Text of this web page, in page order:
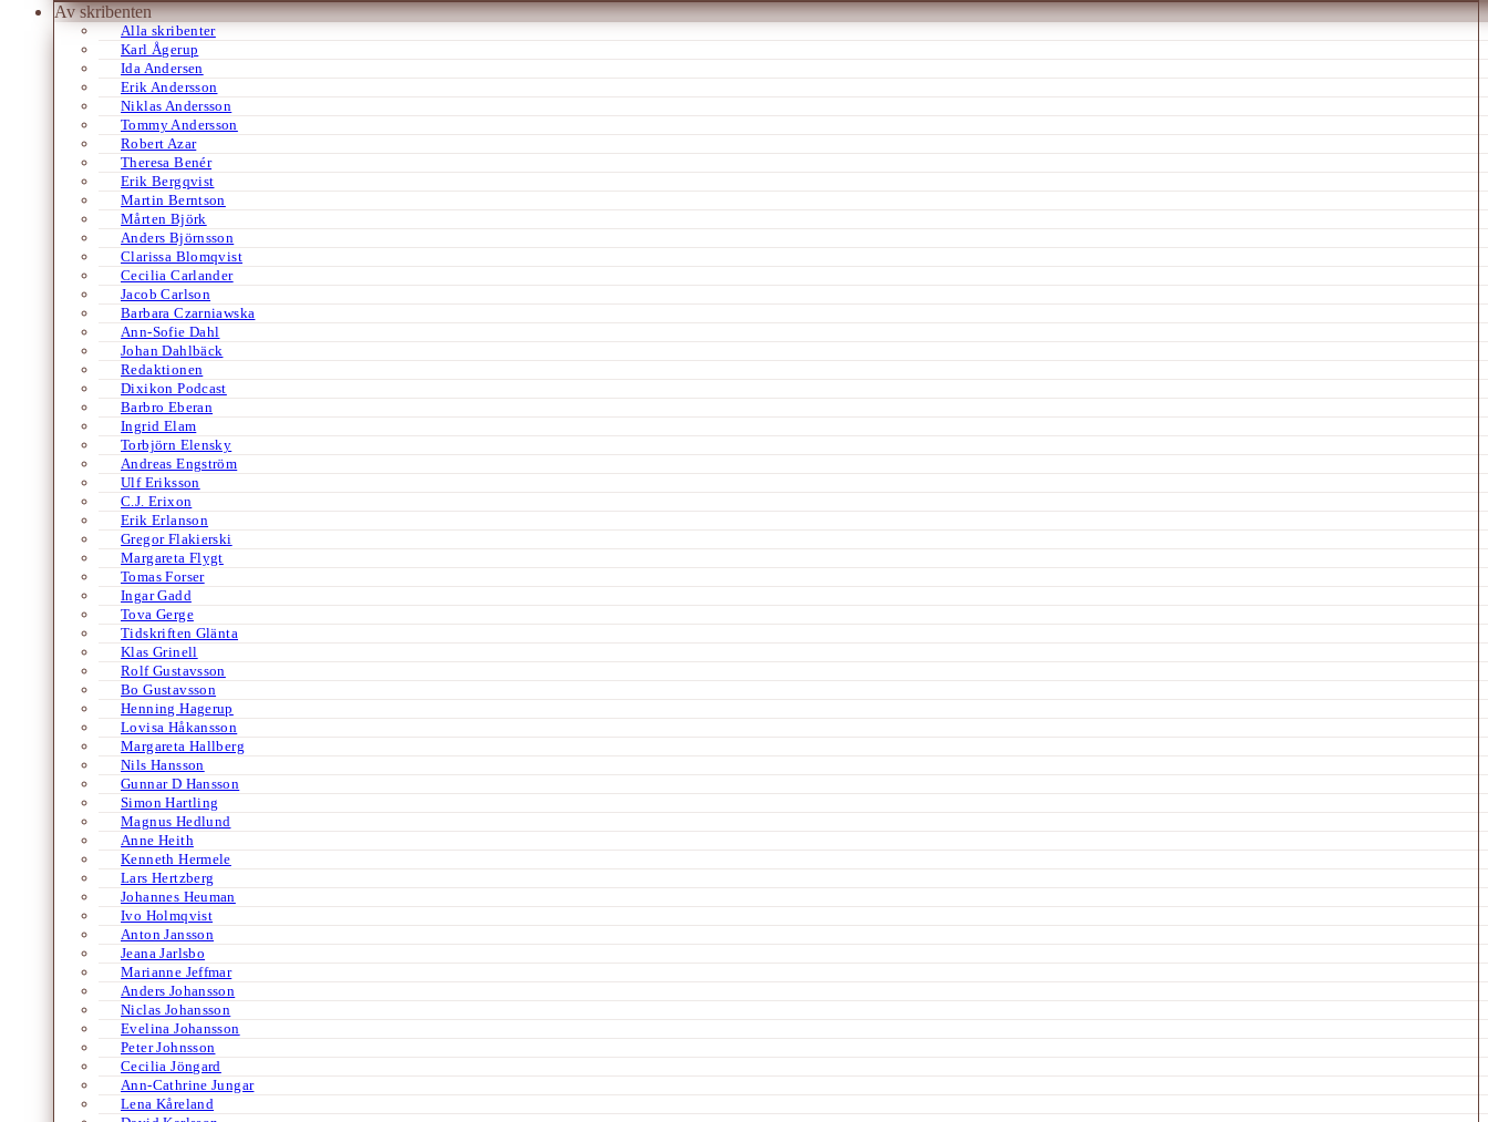
Av skribenten
Alla skribenter
Karl Ågerup
Ida Andersen
Erik Andersson
Niklas Andersson
Tommy Andersson
Robert Azar
Theresa Benér
Erik Bergqvist
Martin Berntson
Mårten Björk
Anders Björnsson
Clarissa Blomqvist
Cecilia Carlander
Jacob Carlson
Barbara Czarniawska
Ann-Sofie Dahl
Johan Dahlbäck
Redaktionen
Dixikon Podcast
Barbro Eberan
Ingrid Elam
Torbjörn Elensky
Andreas Engström
Ulf Eriksson
C.J. Erixon
Erik Erlanson
Gregor Flakierski
Margareta Flygt
Tomas Forser
Ingar Gadd
Tova Gerge
Tidskriften Glänta
Klas Grinell
Rolf Gustavsson
Bo Gustavsson
Henning Hagerup
Lovisa Håkansson
Margareta Hallberg
Nils Hansson
Gunnar D Hansson
Simon Hartling
Magnus Hedlund
Anne Heith
Kenneth Hermele
Lars Hertzberg
Johannes Heuman
Ivo Holmqvist
Anton Jansson
Jeana Jarlsbo
Marianne Jeffmar
Anders Johansson
Niclas Johansson
Evelina Johansson
Peter Johnsson
Cecilia Jöngard
Ann-Cathrine Jungar
Lena Kåreland